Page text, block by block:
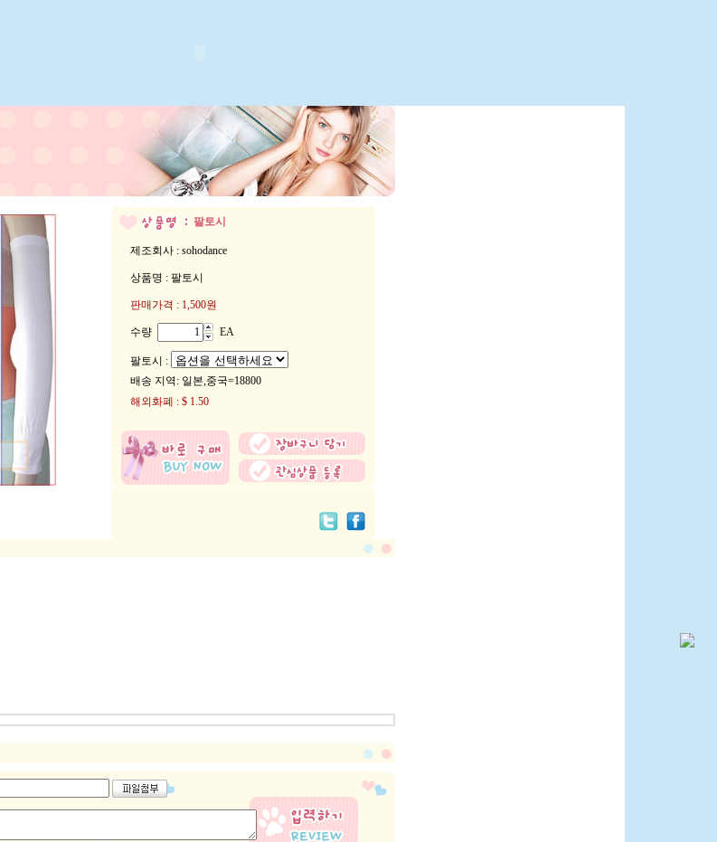
팔토시
제조회사 : sohodance
상품명 : 팔토시
판매가격 : 1,500원
수량 EA
팔토시 :
배송 지역 : 일본,중국=18800
해외화폐 : $ 1.50